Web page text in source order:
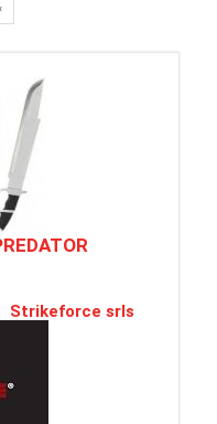
Strikeforce srls